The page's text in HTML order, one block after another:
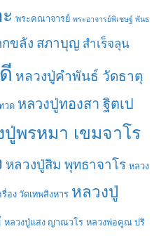
พระคณาจารย์ พระอาจารย์พิเชษฐ์ พันธ
ขลัง สภาบุญ สำเร็จลุน
หลวงปู่คำพันธ์ วัดธาตุ
วด หลวงปู่ทองสา ฐิตเป
ปู่พรหมา เขมจาโร
หลวงปู่สิม พุทธาจาโร หลวง
อง วัดเทพสิงหาร หลวงปู่
หลวงปู่แสง ญาณวโร หลวงพ่อคูณ ปริ